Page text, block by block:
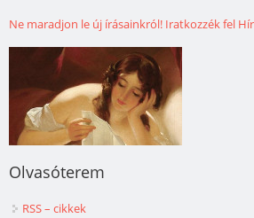
Ne maradjon le új írásainkról! Iratkozzék fel
Olvasóterem
RSS – cikkek